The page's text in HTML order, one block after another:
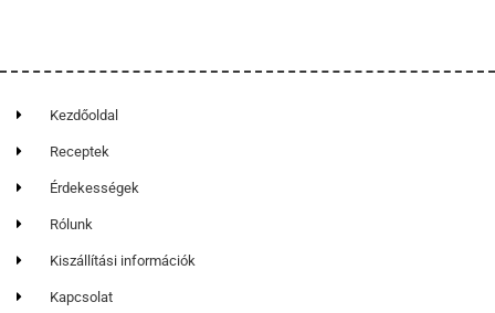
Kezdőoldal
Receptek
Érdekességek
Rólunk
Kiszállítási információk
Kapcsolat